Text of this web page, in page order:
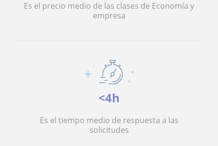
Es el precio medio de las clases de Economía y
empresa
<4h
Es el tiempo medio de respuesta a las
solicitudes